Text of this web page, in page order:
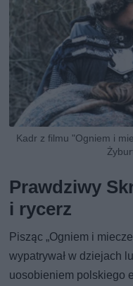
Kadr z filmu "Ogniem i
Prawdziwy
i rycerz
Pisząc „Ogniem i
wypatrywał w dziejach
uosobieniem polskiego